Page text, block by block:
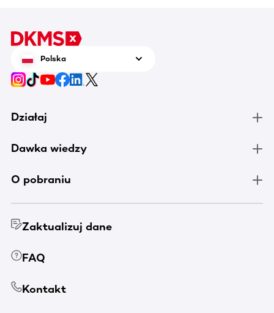
Polska
Działaj
Dawka wiedzy
O pobraniu
Zaktualizuj dane
FAQ
Kontakt